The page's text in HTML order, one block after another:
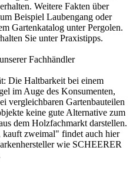
Weitere Fakten über
Beispiel Laubengang oder
Gartenkatalog unter Pergolen.
Sie unterPraxistipps.
Fachhändler
Die Haltbarkeit bei einem
im Auge des Konsumenten,
vergleichbaren Gartenbauteilen
keine gute Alternative zum
dem Holzfachmarkt darstellen.
zweimal" findet auch hier
wie SCHEERER